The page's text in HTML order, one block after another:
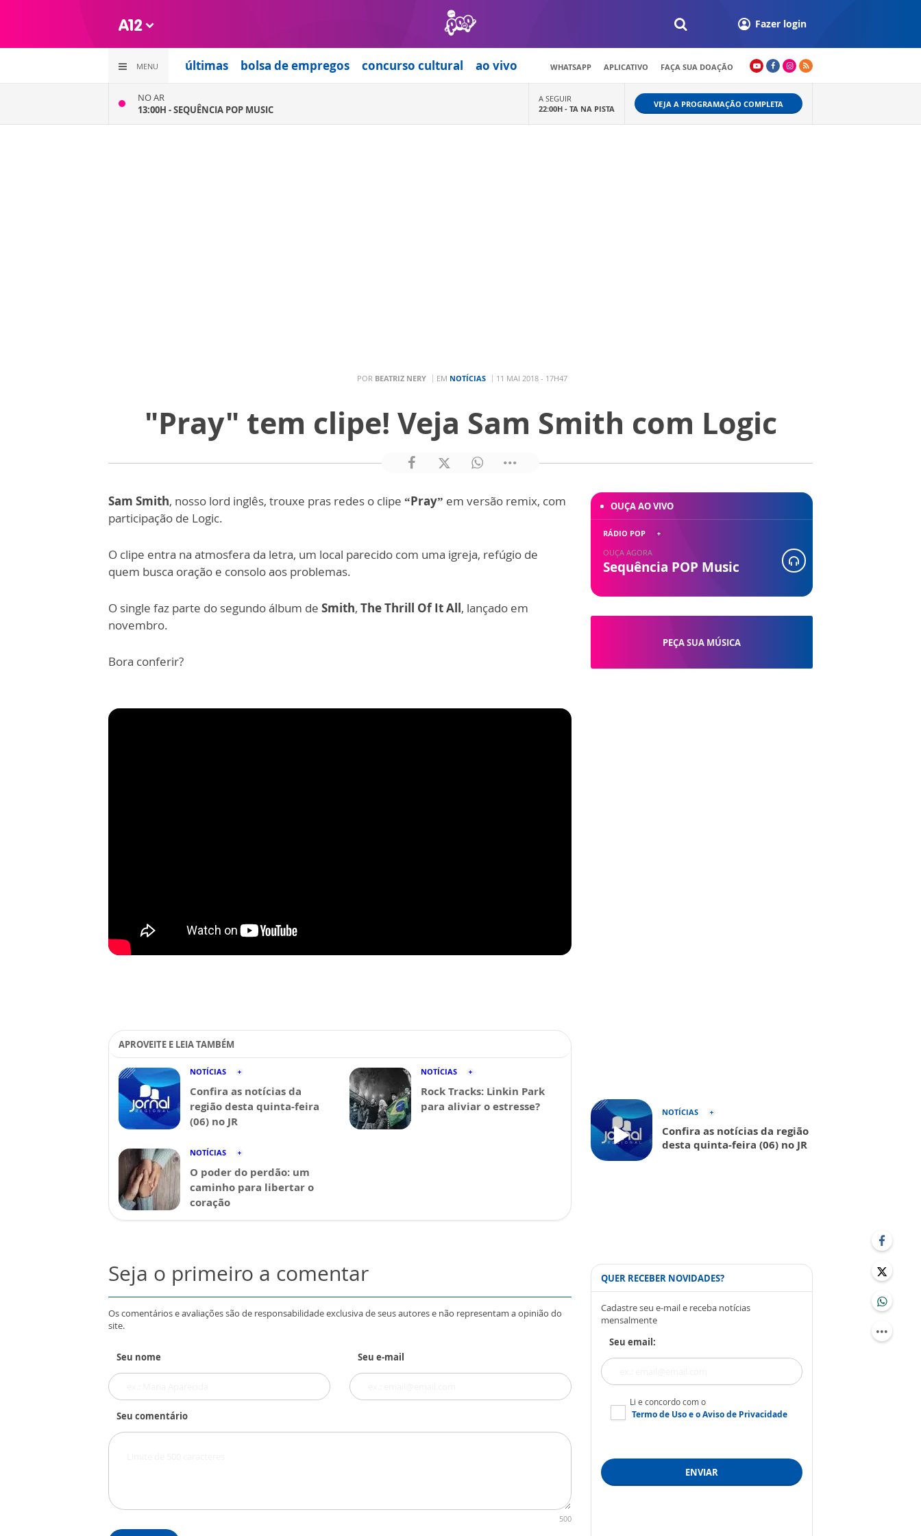
Fazer login
MENU últimas bolsa de empregos concurso cultural ao vivo WHATSAPP APLICATIVO FAÇA SUA DOAÇÃO
NO AR
13:00H -SEQUÊNCIA POP MUSIC
A SEGUIR
22:00H - TA NA PISTA VEJA A PROGRAMAÇÃO COMPLETA
POR BEATRIZ NERY EM NOTÍCIAS 11 MAI 2018 - 17H47
"Pray" tem clipe! Veja Sam Smith com Logic
Sam Smith, nosso lord inglês, trouxe pras redes o clipe “Pray” em versão remix, com
participação de Logic.
O clipe entra na atmosfera da letra, um local parecido com uma igreja, refúgio de
quem busca oração e consolo aos problemas.
O single faz parte do segundo álbum de Smith, The Thrill Of It All, lançado em
novembro.
Bora conferir?
APROVEITE E LEIA TAMBÉM
NOTÍCIAS
Confira as notícias da
região desta quinta-feira
(06) no JR
NOTÍCIAS
Rock Tracks: Linkin Park
para aliviar o estresse?
NOTÍCIAS
O poder do perdão: um
caminho para libertar o
coração
Seja o primeiro a comentar
Os comentários e avaliações são de responsabilidade exclusiva de seus autores e não representam a opinião do
site.
Seu nome Seu e-mail
Seu comentário
500
PEÇA SUA MÚSICA
OUÇA AO VIVO
RÁDIO POP
OUÇA AGORA
Sequência POP Music
NOTÍCIAS
Confira as notícias da região
desta quinta-feira (06) no JR
QUER RECEBER NOVIDADES?
Cadastre seu e-mail e receba notícias
mensalmente
Seu email:
Li e concordo com o
Termo de Usoe oAviso de Privacidade
ENVIAR